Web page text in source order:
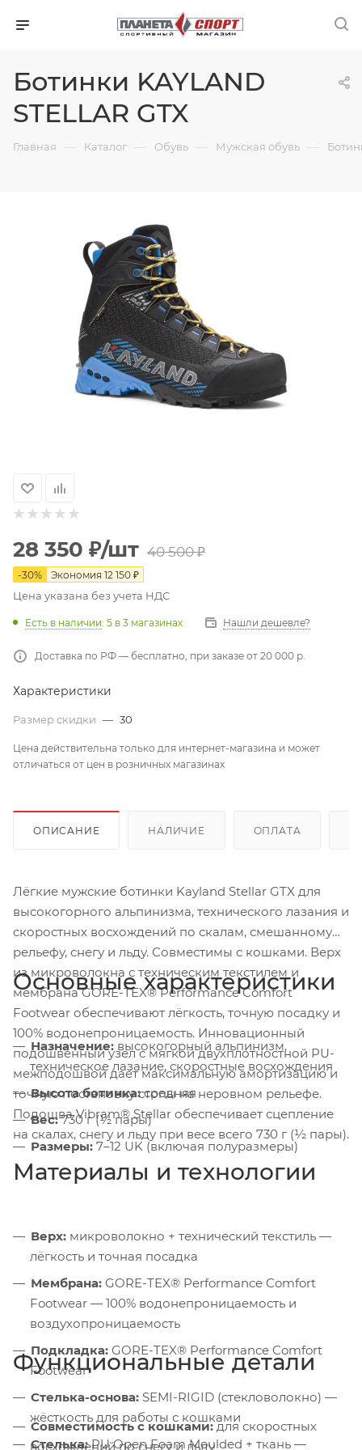
Ботинки KAYLAND
STELLAR GTX
Главная — Каталог — Обувь — Мужская обувь —
28 350 ₽/шт 40 500₽
-30% Экономия 12 150 ₽
Цена указана без учета НДС
Есть в наличии: 5 в 3 магазинах Нашли дешевле?
Доставка по РФ — бесплатно, при заказе от 20 000 р.
Характеристики
Размер скидки — 30
Цена действительна только для интернет-магазина и может
отличаться от цен в розничных магазинах
ОПИСАНИЕ НАЛИЧИЕ ОПЛАТА
Лёгкие мужские ботинки Kayland Stellar GTX для
высокогорного альпинизма, технического лазания и
скоростных восхождений по скалам, смешанному
рельефу, снегу и льду. Совместимы с кошками. Верх
из микроволокна с техническим текстилем и
мембрана GORE-TEX® Performance Comfort
Footwear обеспечивают лёгкость, точную посадку и
100% водонепроницаемость. Инновационный
подошвенный узел с мягкой двухплотностной PU-
межподошвой даёт максимальную амортизацию и
точную постановку стопы на неровном рельефе.
Подошва Vibram® Stellar обеспечивает сцепление
на скалах, снегу и льду при весе всего 730 г (½ пары).
Основные характеристики
Назначение: высокогорный альпинизм,
техническое лазание, скоростные восхождения
Высота ботинка:средняя
Вес:730 г (½ пары)
Размеры: 7–12 UK (включая полуразмеры)
Материалы и технологии
Верх: микроволокно + технический текстиль —
лёгкость и точная посадка
Мембрана: GORE-TEX® Performance Comfort
Footwear — 100% водонепроницаемость и
воздухопроницаемость
Подкладка: GORE-TEX® Performance Comfort
Footwear
Стелька-основа: SEMI-RIGID (стекловолокно) —
жёсткость для работы с кошками
Стелька:PU Open Foam Moulded + ткань —
Функциональные детали
Совместимость с кошками:для скоростных
восхождений по снегу и льду